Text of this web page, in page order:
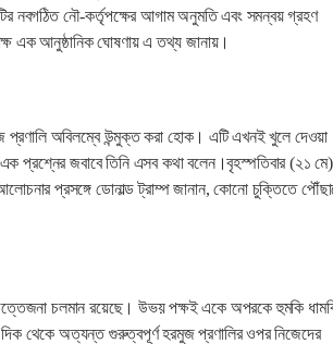
নবগঠিত নৌ-কর্তৃপক্ষের আগাম অনুমতি এবং সমন্বয় গ্রহণ
এক আনুষ্ঠানিক ঘোষণায় এ তথ্য জানায়।
প্রণালি অবিলম্বে উন্মুক্ত করা হোক। এটি এখনই খুলে দেওয়া
প্রশ্নের জবাবে তিনি এসব কথা বলেন।বৃহস্পতিবার (২১
প্রসঙ্গে ডোনাল্ড ট্রাম্প জানান, কোনো চুক্তিতে
চলমান রয়েছে। উভয় পক্ষই একে অপরকে হুমকি
দিক থেকে অত্যন্ত গুরুত্বপূর্ণ হরমুজ প্রণালির ওপর নিজেদের